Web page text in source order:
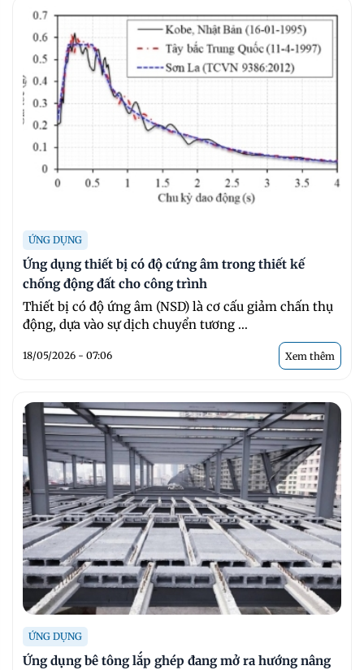
ỨNG DỤNG
Ứng dụng thiết bị có độ cứng âm trong thiết kế
chống động đất cho công trình
Thiết bị có độ ứng âm (NSD) là cơ cấu giảm chấn thụ
động, dựa vào sự dịch chuyển tương ...
18/05/2026 - 07:06 Xem thêm
ỨNG DỤNG
Ứng dụng bê tông lắp ghép đang mở ra hướng nâng